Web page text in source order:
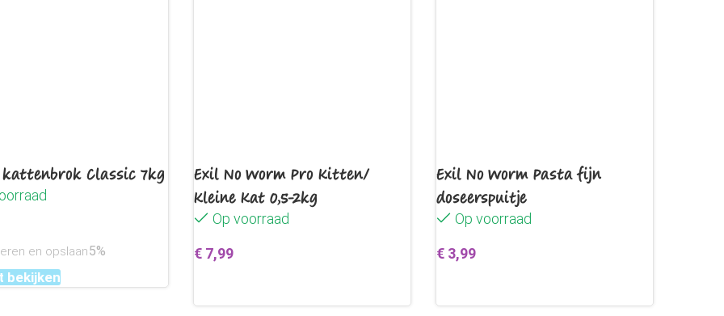
Classic 7kg
en opslaan5%
bekijken
Exil No Worm Pro Kitten/
Kleine Kat 0,5-2kg
Op voorraad
€ 7,99
Exil No Worm Pasta fijn
doseerspuitje
Op voorraad
€ 3,99